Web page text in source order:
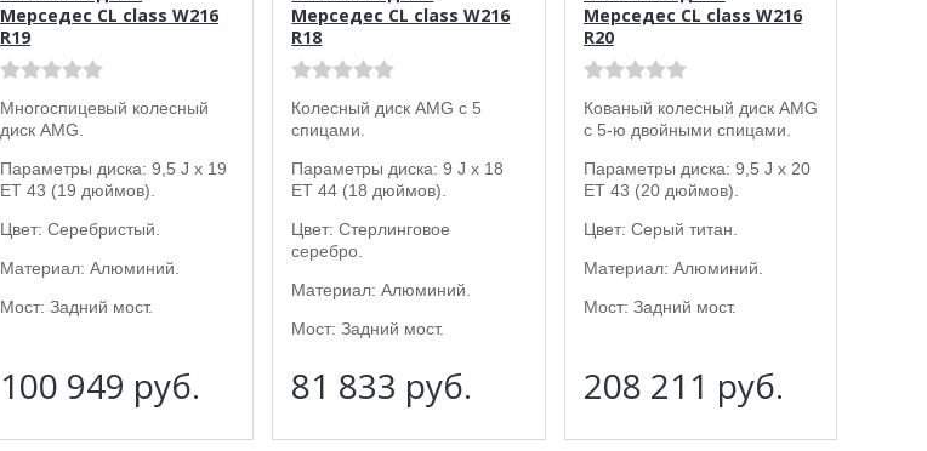
Мерседес CL class W216
R19
Многоспицевый колесный
диск AMG.
Параметры диска: 9,5 J x 19
ET 43 (19 дюймов).
Цвет: Серебристый.
Материал: Алюминий.
Мост: Задний мост.
100 949 руб.
Мерседес CL class W216
R18
Колесный диск AMG с 5
спицами.
Параметры диска: 9 J x 18
ET 44 (18 дюймов).
Цвет: Стерлинговое
серебро.
Материал: Алюминий.
Мост: Задний мост.
81 833 руб.
Мерседес CL class W216
R20
Кованый колесный диск AMG
с 5-ю двойными спицами.
Параметры диска: 9,5 J x 20
ET 43 (20 дюймов).
Цвет: Серый титан.
Материал: Алюминий.
Мост: Задний мост.
208 211 руб.